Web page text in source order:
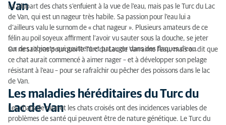
Van
La plupart des chats s’enfuient à la vue de l’eau, mais pas le Turc du Lac
de Van, qui est un nageur très habile. Sa passion pour l’eau lui a
d’ailleurs valu le surnom de « chat nageur ». Plusieurs amateurs de ce
félin au poil soyeux affirment l’avoir vu sauter sous la douche, se jeter
sur des robinets qui gouttent et patauger dans des flaques d’eau.
On ne sait pas pourquoi le Turc du Lac de Van aime l’eau, mais on dit que
ce chat aurait commencé à aimer nager – et à développer son pelage
résistant à l’eau – pour se rafraîchir ou pêcher des poissons dans le lac
de Van.
Les maladies héréditaires du Turc du
Lac de Van
Les chats de race et les chats croisés ont des incidences variables de
problèmes de santé qui peuvent être de nature génétique. Le Turc du